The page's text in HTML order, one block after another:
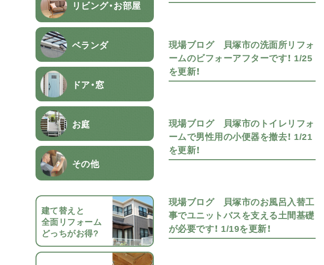
リビング・お部屋
ベランダ
ドア・窓
お庭
その他
建て替えと
全面リフォーム
どっちがお得?
現場ブログ 貝塚市の洗面所リフォ
ームのビフォーアフターです！ 1/25
を更新！
現場ブログ 貝塚市のトイレリフォ
ームで男性用の小便器を撤去！ 1/21
を更新！
現場ブログ 貝塚市のお風呂入替工
事でユニットバスを支える土間基礎
が必要です！ 1/19を更新！